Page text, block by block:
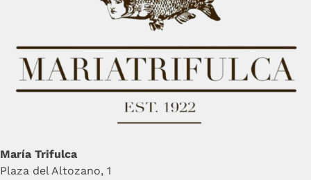
María Trifulca
Plaza del Altozano, 1